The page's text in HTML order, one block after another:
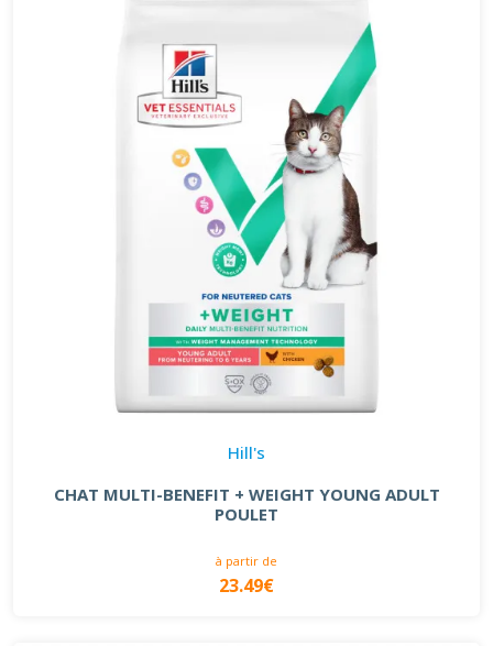
Hill's
CHAT MULTI-BENEFIT + WEIGHT YOUNG ADULT
POULET
à partir de
23.49€